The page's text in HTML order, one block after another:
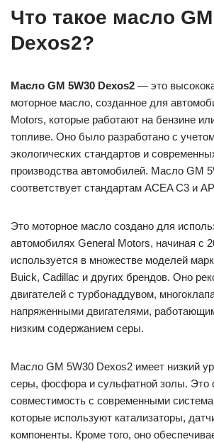
Что такое масло
Dexos2?
Масло GM 5W30 Dexos2 — это
моторное масло, созданное для
Motors, которые работают на бензине
топливе. Оно было разработано с
экологических стандартов и
производства автомобилей. Масло GM
соответствует стандартам ACEA C3 и
Это моторное масло создано для
автомобилях General Motors, начиная с
используется в множестве моделей
Buick, Cadillac и других брендов. Оно
двигателей с турбонаддувом,
напряженными двигателями,
низким содержанием серы.
Масло GM 5W30 Dexos2 имеет низкий
серы, фосфора и сульфатной золы. Это
совместимость с современными
которые используют катализаторы,
компоненты. Кроме того, оно